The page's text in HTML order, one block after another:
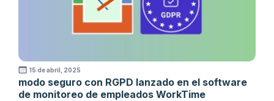
15 de abril, 2025
modo seguro con RGPD lanzado en el software
de monitoreo de empleados WorkTime